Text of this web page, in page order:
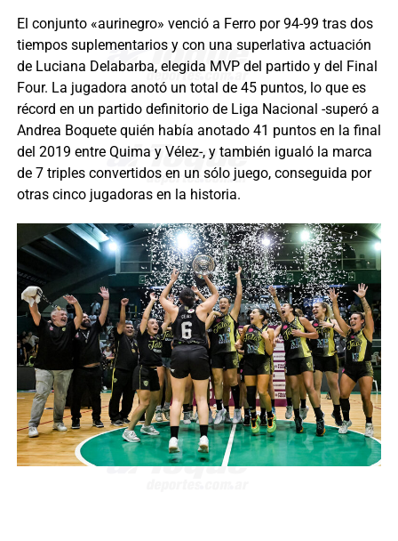
El conjunto «aurinegro» venció a Ferro por 94-99 tras dos
tiempos suplementarios y con una superlativa actuación
de Luciana Delabarba, elegida MVP del partido y del Final
Four. La jugadora anotó un total de 45 puntos, lo que es
récord en un partido definitorio de Liga Nacional -superó a
Andrea Boquete quién había anotado 41 puntos en la final
del 2019 entre Quima y Vélez-, y también igualó la marca
de 7 triples convertidos en un sólo juego, conseguida por
otras cinco jugadoras en la historia.